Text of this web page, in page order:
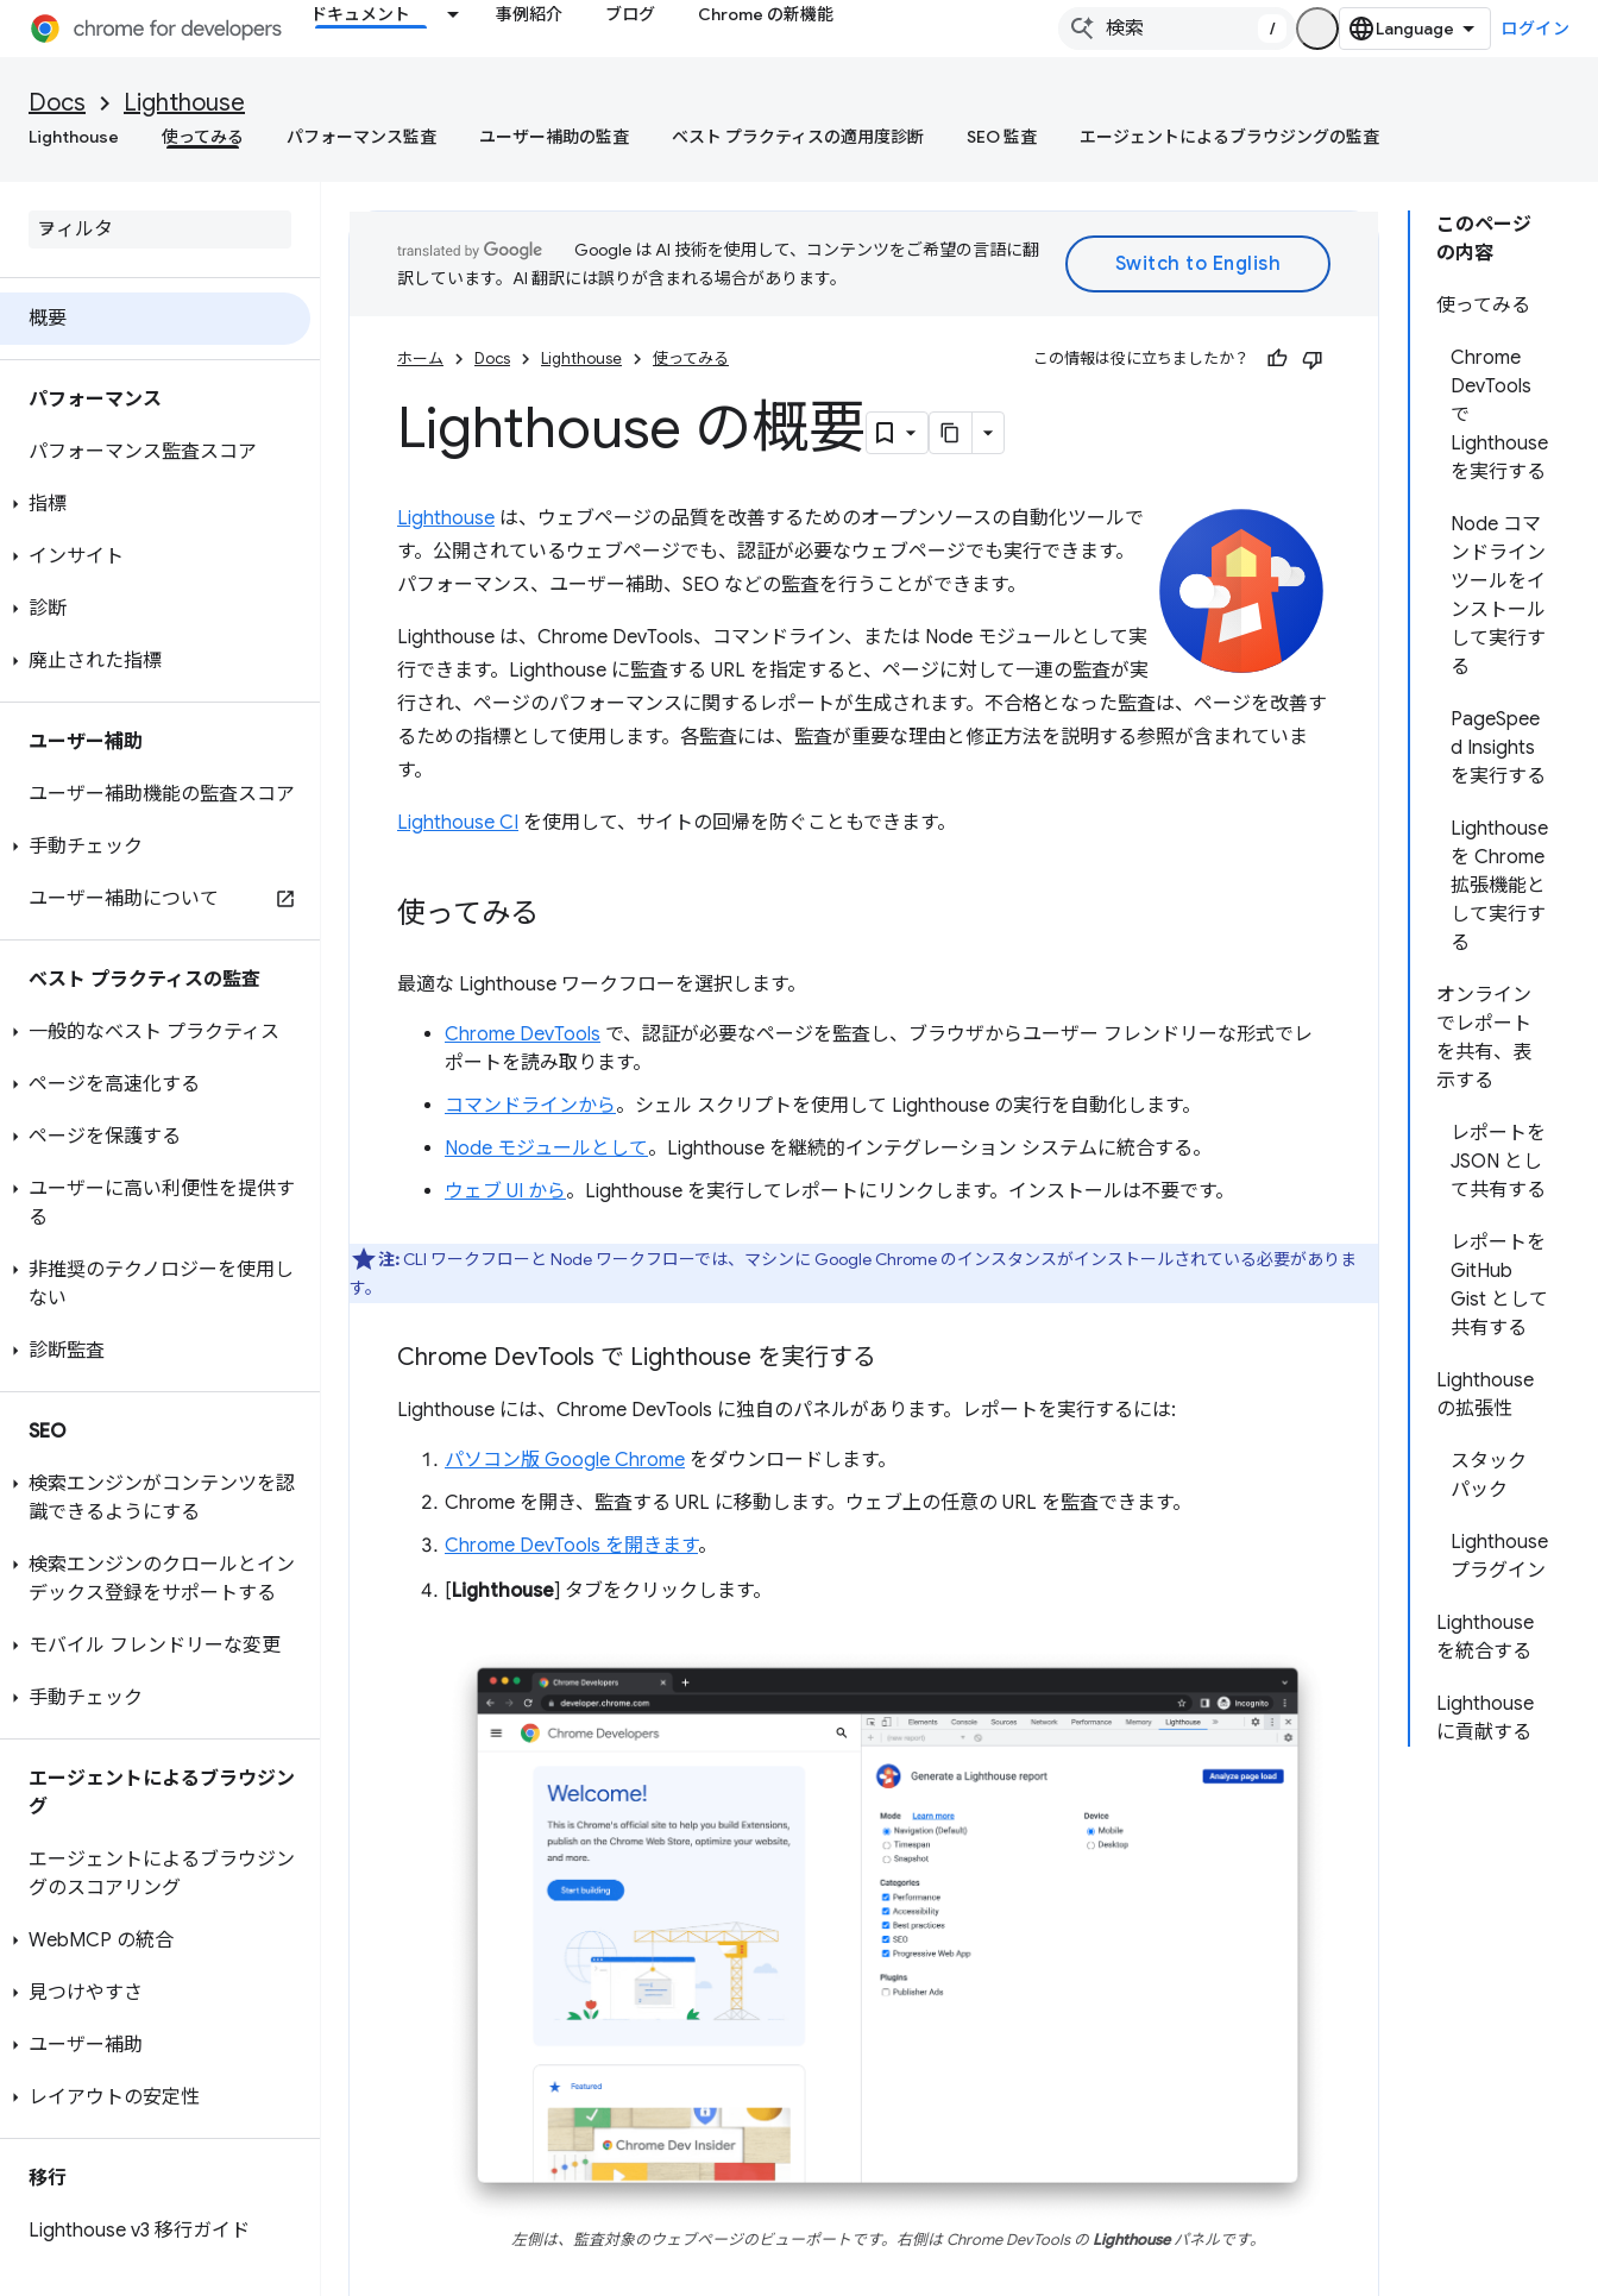
ドキュメント 事例紹介 ブログ Chrome の新機能
/ ログイン
Docs Lighthouse
Lighthouse 使ってみる パフォーマンス監査 ユーザー補助の監査 ベスト プラクティスの適用度診断 SEO 監査 エージェントによるブラウジングの監査
概要
パフォーマンス
パフォーマンス監査スコア
指標
インサイト
診断
廃止された指標
ユーザー補助
ユーザー補助機能の監査スコア
手動チェック
ユーザー補助について
ベスト プラクティスの監査
一般的なベスト プラクティス
ページを高速化する
ページを保護する
ユーザーに高い利便性を提供す
る
非推奨のテクノロジーを使用し
ない
診断監査
SEO
検索エンジンがコンテンツを認
識できるようにする
検索エンジンのクロールとイン
デックス登録をサポートする
モバイル フレンドリーな変更
手動チェック
エージェントによるブラウジン
グ
エージェントによるブラウジン
グのスコアリング
WebMCP の統合
見つけやすさ
ユーザー補助
レイアウトの安定性
移行
Lighthouse v3 移行ガイド
このページ
の内容
使ってみる
Chrome
DevTools
で
Lighthouse
を実行する
Node コマ
ンドライン
ツールをイ
ンストール
して実行す
る
PageSpee
d Insights
を実行する
Lighthouse
を Chrome
拡張機能と
して実行す
る
オンライン
でレポート
を共有、表
示する
レポートを
JSON とし
て共有する
レポートを
GitHub
Gist として
共有する
Lighthouse
の拡張性
スタック
パック
Lighthouse
プラグイン
Lighthouse
を統合する
Lighthouse
に貢献する
Google は AI 技術を使用して、コンテンツをご希望の言語に翻
訳しています。AI 翻訳には誤りが含まれる場合があります。
ホーム Docs Lighthouse 使ってみる この情報は役に立ちましたか？
Lighthouse の概要
Lighthouse は、ウェブページの品質を改善するためのオープンソースの自動化ツールで
す。公開されているウェブページでも、認証が必要なウェブページでも実行できます。
パフォーマンス、ユーザー補助、SEO などの監査を行うことができます。
Lighthouse は、Chrome DevTools、コマンドライン、または Node モジュールとして実
行できます。Lighthouse に監査する URL を指定すると、ページに対して一連の監査が実
行され、ページのパフォーマンスに関するレポートが生成されます。不合格となった監査は、ページを改善す
るための指標として使用します。各監査には、監査が重要な理由と修正方法を説明する参照が含まれていま
す。
Lighthouse CI を使用して、サイトの回帰を防ぐこともできます。
使ってみる
最適な Lighthouse ワークフローを選択します。
Chrome DevTools で、認証が必要なページを監査し、ブラウザからユーザー フレンドリーな形式でレ
ポートを読み取ります。
コマンドラインから。シェル スクリプトを使用して Lighthouse の実行を自動化します。
Node モジュールとして。Lighthouse を継続的インテグレーション システムに統合する。
ウェブ UI から。Lighthouse を実行してレポートにリンクします。インストールは不要です。
注: CLI ワークフローと Node ワークフローでは、マシンに Google Chrome のインスタンスがインストールされている必要がありま
す。
Chrome DevTools で Lighthouse を実行する
Lighthouse には、Chrome DevTools に独自のパネルがあります。レポートを実行するには:
パソコン版 Google Chrome をダウンロードします。
Chrome を開き、監査する URL に移動します。ウェブ上の任意の URL を監査できます。
Chrome DevTools を開きます。
[Lighthouse] タブをクリックします。
左側は、監査対象のウェブページのビューポートです。右側は Chrome DevTools の Lighthouseパネルです。